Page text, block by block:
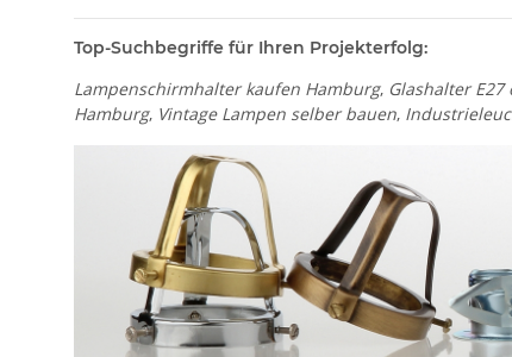
Top-Suchbegriffe für Ihren Projekterfolg:
Lampenschirmhalter kaufen Hamburg, Glashalter
Hamburg, Vintage Lampen selber bauen,